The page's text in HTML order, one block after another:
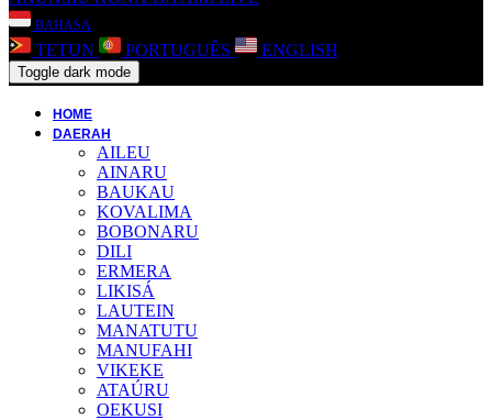
BAHASA
TETUN PORTUGUÊS ENGLISH
Toggle dark mode
HOME
DAERAH
AILEU
AINARU
BAUKAU
KOVALIMA
BOBONARU
DILI
ERMERA
LIKISÁ
LAUTEIN
MANATUTU
MANUFAHI
VIKEKE
ATAÚRU
OEKUSI